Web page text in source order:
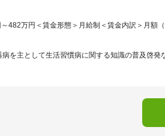
482万円＜賃金形態＞月給制＜賃金内訳＞月額
を主として生活習慣病に関する知識の普及啓